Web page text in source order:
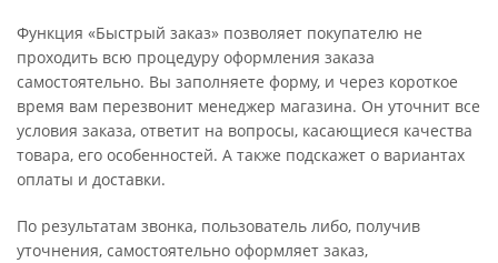
Функция «Быстрый заказ» позволяет покупателю не
проходить всю процедуру оформления заказа
самостоятельно. Вы заполняете форму, и через короткое
время вам перезвонит менеджер магазина. Он уточнит все
условия заказа, ответит на вопросы, касающиеся качества
товара, его особенностей. А также подскажет о вариантах
оплаты и доставки.
По результатам звонка, пользователь либо, получив
уточнения, самостоятельно оформляет заказ,